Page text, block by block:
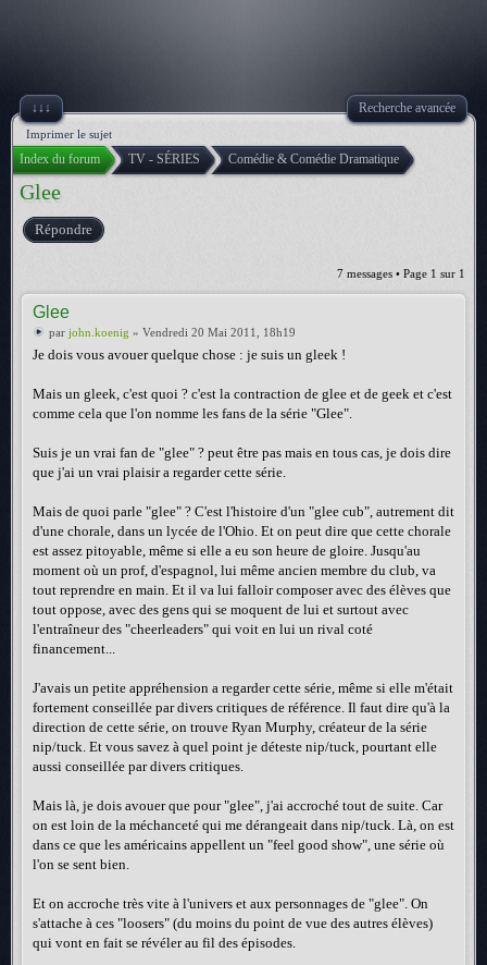
↓↓↓ Recherche avancée
Imprimer le sujet
Index du forum TV - SÉRIES Comédie & Comédie Dramatique
Glee
Répondre
7 messages • Page 1 sur 1
Glee
par john.koenig » Vendredi 20 Mai 2011, 18h19
Je dois vous avouer quelque chose : je suis un gleek !
Mais un gleek, c'est quoi ? c'est la contraction de glee et de geek et c'est
comme cela que l'on nomme les fans de la série "Glee".
Suis je un vrai fan de "glee" ? peut être pas mais en tous cas, je dois dire
que j'ai un vrai plaisir a regarder cette série.
Mais de quoi parle "glee" ? C'est l'histoire d'un "glee cub", autrement dit
d'une chorale, dans un lycée de l'Ohio. Et on peut dire que cette chorale
est assez pitoyable, même si elle a eu son heure de gloire. Jusqu'au
moment où un prof, d'espagnol, lui même ancien membre du club, va
tout reprendre en main. Et il va lui falloir composer avec des élèves que
tout oppose, avec des gens qui se moquent de lui et surtout avec
l'entraîneur des "cheerleaders" qui voit en lui un rival coté
financement...
J'avais un petite appréhension a regarder cette série, même si elle m'était
fortement conseillée par divers critiques de référence. Il faut dire qu'à la
direction de cette série, on trouve Ryan Murphy, créateur de la série
nip/tuck. Et vous savez à quel point je déteste nip/tuck, pourtant elle
aussi conseillée par divers critiques.
Mais là, je dois avouer que pour "glee", j'ai accroché tout de suite. Car
on est loin de la méchanceté qui me dérangeait dans nip/tuck. Là, on est
dans ce que les américains appellent un "feel good show", une série où
l'on se sent bien.
Et on accroche très vite à l'univers et aux personnages de "glee". On
s'attache à ces "loosers" (du moins du point de vue des autres élèves)
qui vont en fait se révéler au fil des épisodes.